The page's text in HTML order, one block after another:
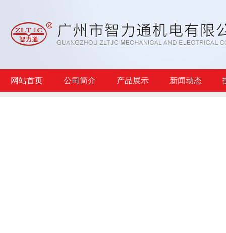
网站首页 公司简介 产品展示 新闻动态